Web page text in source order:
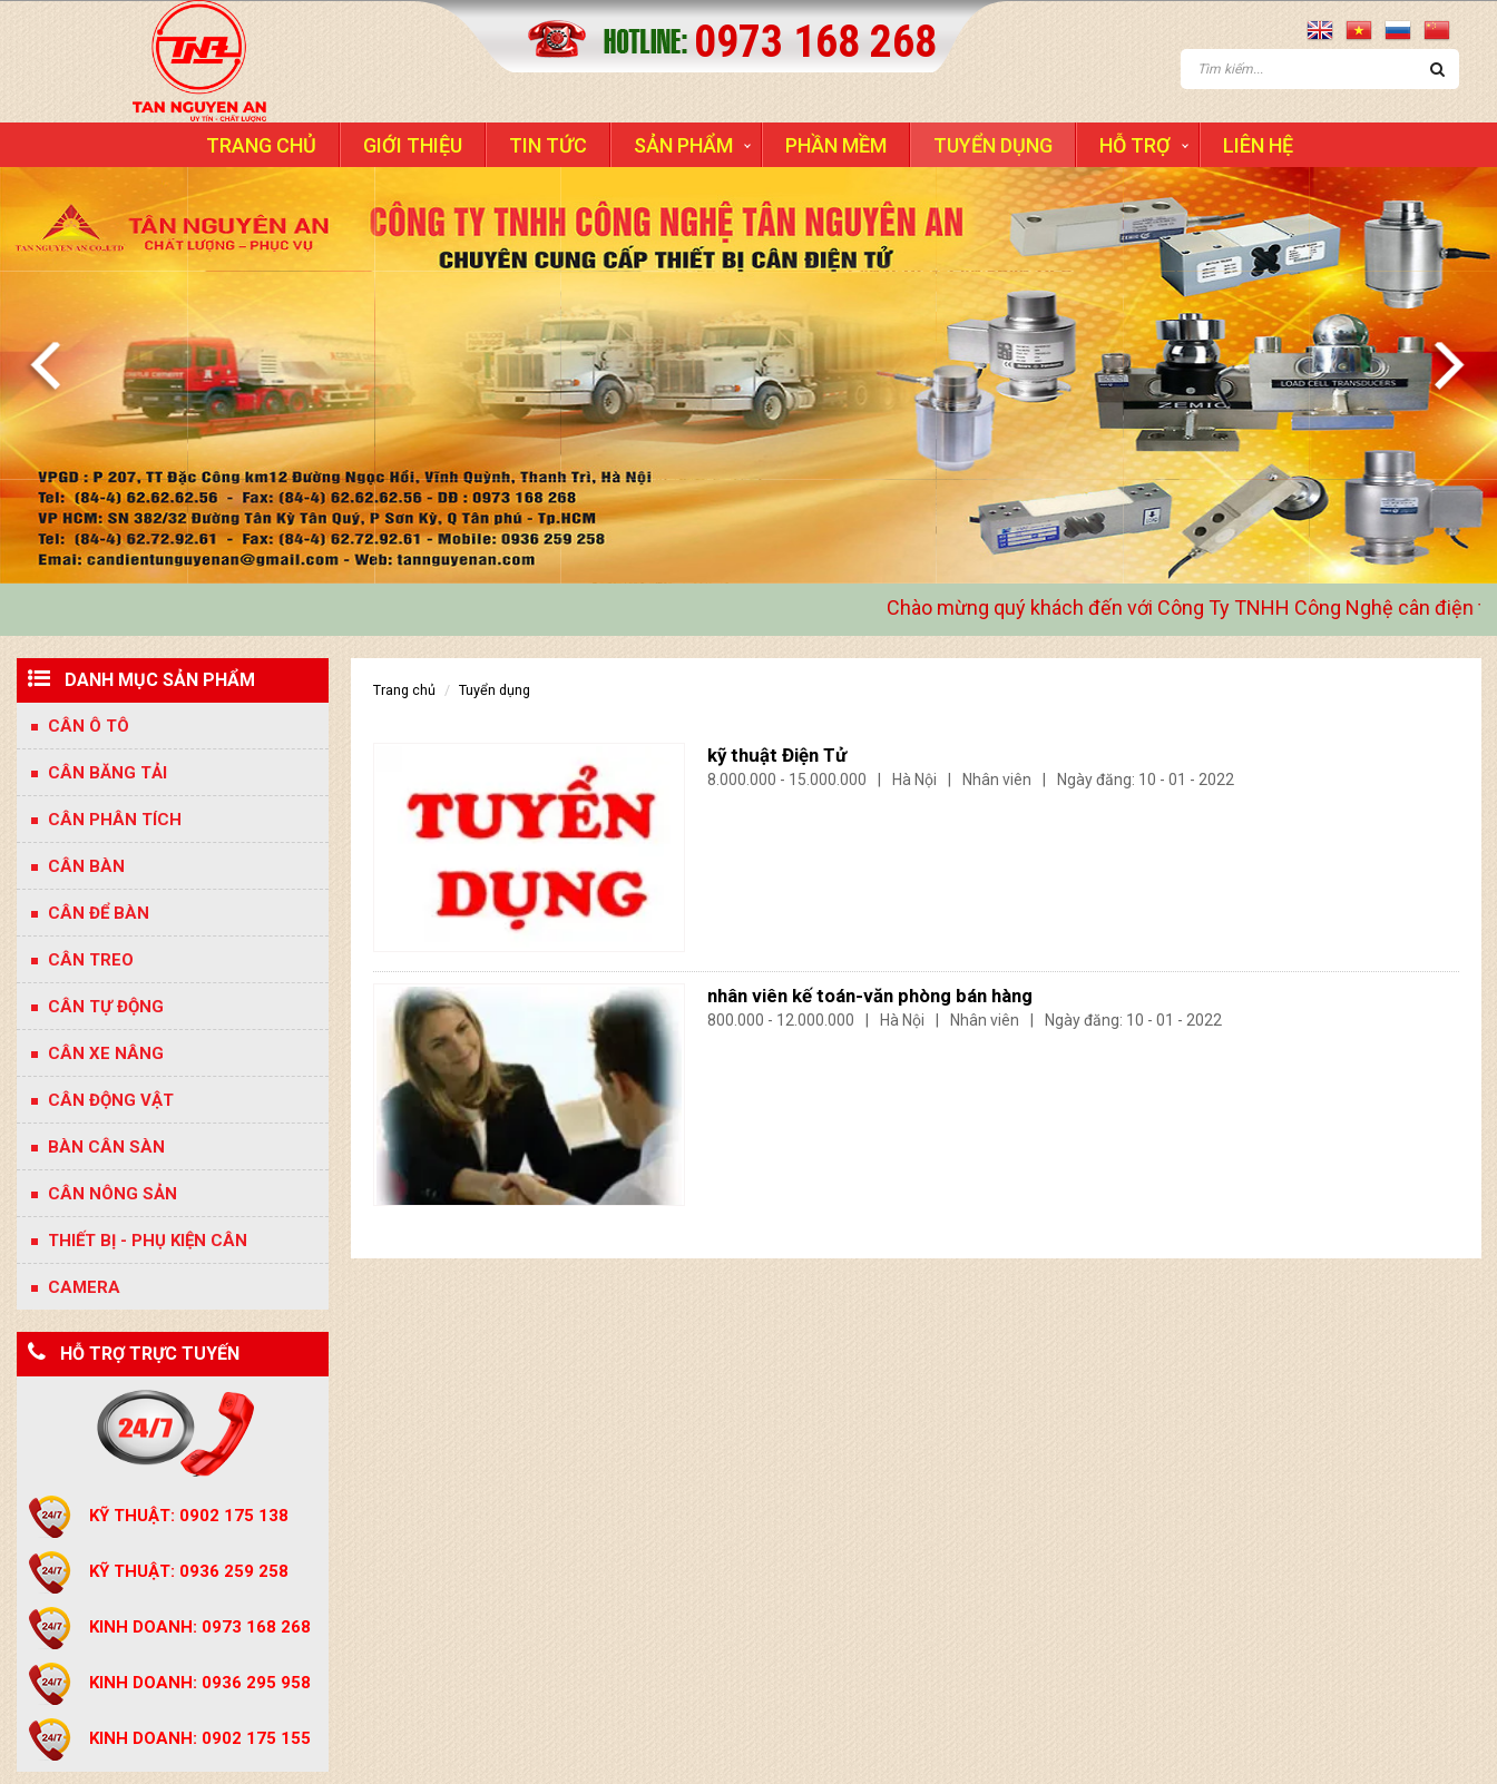
0973 168 268
TRANG CHỦ GIỚI THIỆU TIN TỨC SẢN PHẨM PHẦN MỀM TUYỂN DỤNG HỖ TRỢ LIÊN HỆ
Chào mừng quý khách đến với Công Ty TNHH Công Nghệ cân điện tử Tân Nguyên An
DANH MỤC SẢN PHẨM
CÂN Ô TÔ
CÂN BĂNG TẢI
CÂN PHÂN TÍCH
CÂN BÀN
CÂN ĐỂ BÀN
CÂN TREO
CÂN TỰ ĐỘNG
CÂN XE NÂNG
CÂN ĐỘNG VẬT
BÀN CÂN SÀN
CÂN NÔNG SẢN
THIẾT BỊ - PHỤ KIỆN CÂN
CAMERA
HỖ TRỢ TRỰC TUYẾN
KỸ THUẬT: 0902 175 138
KỸ THUẬT: 0936 259 258
KINH DOANH: 0973 168 268
KINH DOANH: 0936 295 958
KINH DOANH: 0902 175 155
trang chủ tuyển dụng
kỹ thuật Điện Tử
8.000.000 - 15.000.000 Hà Nội Nhân viên Ngày đăng: 10 - 01 - 2022
nhân viên kế toán-văn phòng bán hàng
800.000 - 12.000.000 Hà Nội Nhân viên Ngày đăng: 10 - 01 - 2022